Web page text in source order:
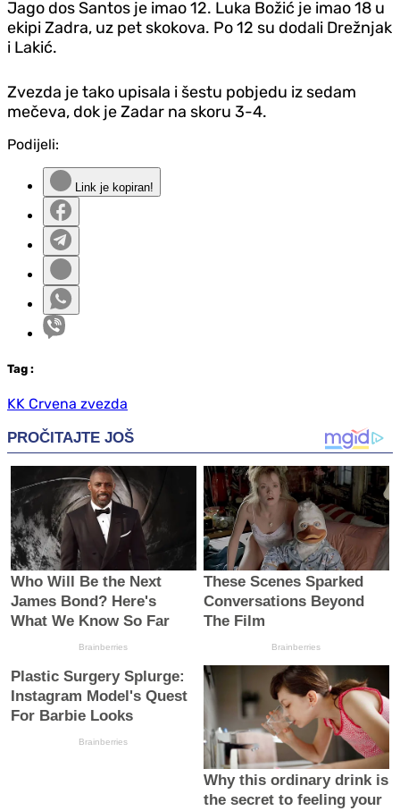
Jago dos Santos je imao 12. Luka Božić je imao 18 u
ekipi Zadra, uz pet skokova. Po 12 su dodali Drežnjak
i Lakić.
Zvezda je tako upisala i šestu pobjedu iz sedam
mečeva, dok je Zadar na skoru 3-4.
Podijeli:
Link je kopiran!
Tag :
KK Crvena zvezda